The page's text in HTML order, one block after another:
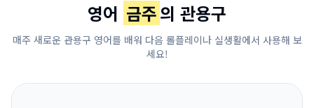
영어 금주의 관용구
매주 새로운 관용구 영어를 배워 다음 롤플레이나 실생활에서 사용해 보
세요!